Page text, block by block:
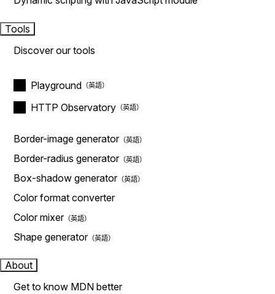
Tools
Discover our tools
Playground
HTTP Observatory
Border-image generator
Border-radius generator
Box-shadow generator
Color format converter
Color mixer
Shape generator
About
Get to know MDN better